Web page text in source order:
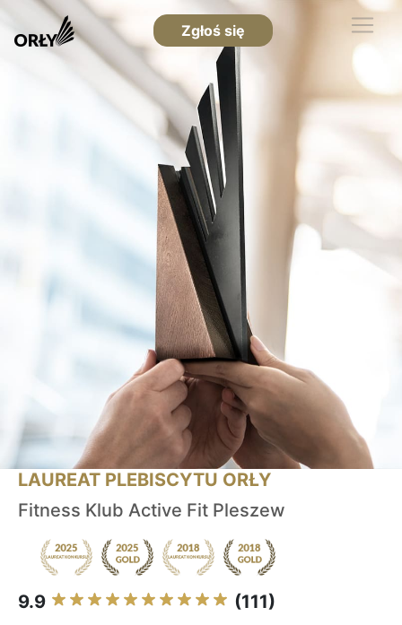
Zgłoś się
LAUREAT PLEBISCYTU ORŁY
Fitness Klub Active Fit Pleszew
9.9 (111)